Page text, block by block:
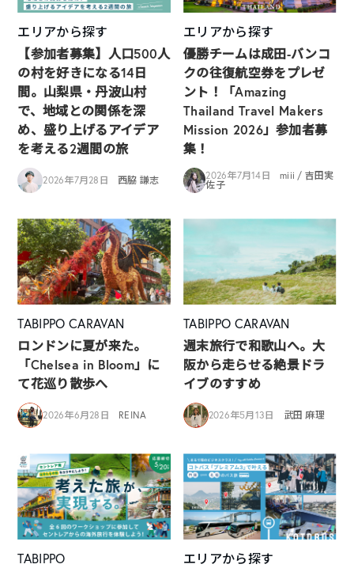
エリアから探す
【参加者募集】人口500人
の村を好きになる14日
間。山梨県・丹波山村
で、地域との関係を深
め、盛り上げるアイデア
を考える2週間の旅
2026年7月28日 西脇 謙志
エリアから探す
優勝チームは成田-バンコ
クの往復航空券をプレゼ
ント！「Amazing
Thailand Travel Makers
Mission 2026」参加者募
集！
2026年7月14日
miii / 吉田実
佐子
TABIPPO CARAVAN
ロンドンに夏が来た。
「Chelsea in Bloom」に
て花巡り散歩へ
2026年6月28日 REINA
TABIPPO CARAVAN
週末旅行で和歌山へ。大
阪から走らせる絶景ドラ
イブのすすめ
2026年5月13日 武田 麻理
TABIPPO エリアから探す